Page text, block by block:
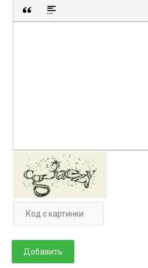
Вставка цитаты
Вставка спойлера